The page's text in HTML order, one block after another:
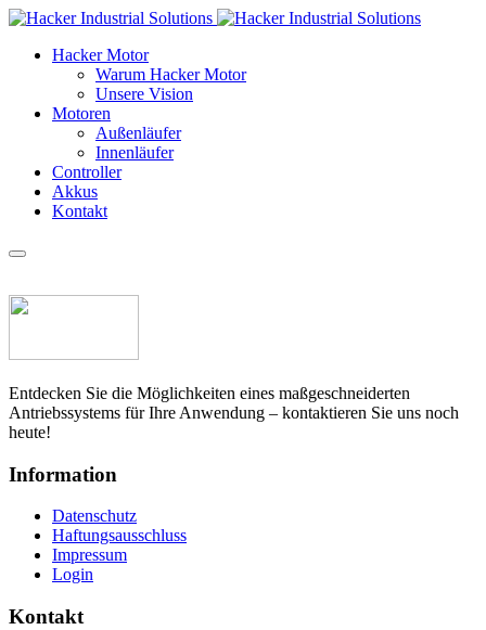
Hacker Motor
Warum Hacker Motor
Unsere Vision
Motoren
Außenläufer
Innenläufer
Controller
Akkus
Kontakt
Entdecken Sie die Möglichkeiten eines maßgeschneiderten
Antriebssystems für Ihre Anwendung – kontaktieren Sie uns noch
heute!
Information
Datenschutz
Haftungsausschluss
Impressum
Login
Kontakt